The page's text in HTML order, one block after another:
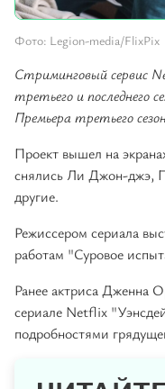
Фото: Legion-media/FlixPix
Стриминговый сервис
третьего и последнего
Премьера третьего
Проект вышел на
снялись Ли Джон-джэ,
другие.
Режиссером сериала
работам "Суровое
Ранее актриса Дженна
сериале Netflix
подробностями